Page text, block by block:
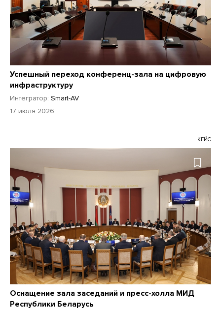
Успешный переход конференц-зала на цифровую
инфраструктуру
Интегратор: Smart-AV
17 июля 2026
КЕЙС
Оснащение зала заседаний и пресс-холла МИД
Республики Беларусь